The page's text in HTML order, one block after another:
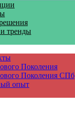
тренды
Поколения
Поколения СПб
опыт